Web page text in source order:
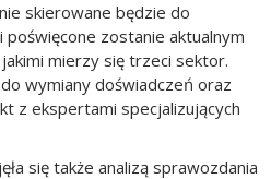
skierowane będzie do
zostanie aktualnym
mierzy się trzeci sektor.
wymiany doświadczeń oraz
z ekspertami specjalizujących
się także analizą sprawozdania